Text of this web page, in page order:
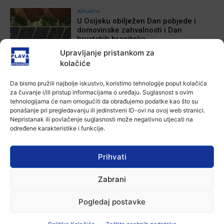
Upravljanje pristankom za
kolačiće
Da bismo pružili najbolje iskustvo, koristimo tehnologije poput kolačića
za čuvanje i/ili pristup informacijama o uređaju. Suglasnost s ovim
tehnologijama će nam omogućiti da obrađujemo podatke kao što su
ponašanje pri pregledavanju ili jedinstveni ID-ovi na ovoj web stranici.
Nepristanak ili povlačenje suglasnosti može negativno utjecati na
određene karakteristike i funkcije.
Prihvati
Zabrani
Pogledaj postavke
Aktualno
U Osijeku obilježen Dan pobjede i
domovinske zahvalnosti i Dan
hrvatskih branitelja
4 kolovoza, 2026
Aktualno
Galeriji Slavko Kopač
4 kolovoza, 2026
Aktualno
Dodatne mjere protiv afričke svinjske
3 kolovoza, 2026
Aktualno
„Mupovci Dalj“: Trajno svjedočanstvo
o žrtvi hrvatskih branitelja